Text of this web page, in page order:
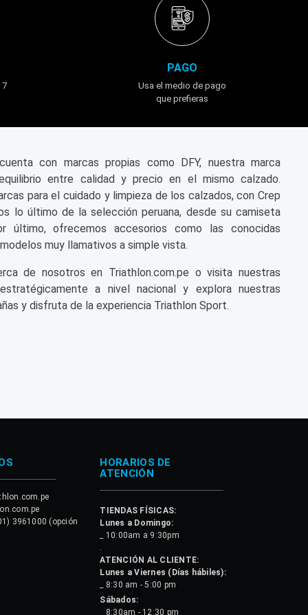
7
PAGO
Usa el medio de pago
que prefieras
con marcas propias como DFY, nuestra marca
entre calidad y precio en el mismo calzado.
para el cuidado y limpieza de los calzados, con Crep
lo último de la selección peruana, desde su camiseta
último, ofrecemos accesorios como las conocidas
muy llamativos a simple vista.
de nosotros en Triathlon.com.pe o visita nuestras
a nivel nacional y explora nuestras
y disfruta de la experiencia Triathlon Sport.
3961000 (opción
HORARIOS DE
ATENCIÓN
TIENDAS FÍSICAS:
Lunes a Domingo:
_ 10:00am a 9:30pm
.
ATENCIÓN AL CLIENTE:
Lunes a Viernes (Días hábiles):
_ 8:30 am - 5:00 pm
Sábados:
_ 8:30am - 12:30 pm